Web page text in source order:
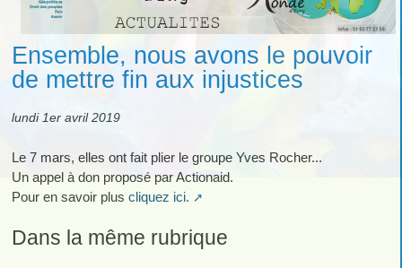
Ensemble, nous avons le pouvoir
de mettre fin aux injustices
lundi 1er avril 2019
Le 7 mars, elles ont fait plier le groupe Yves Rocher...
Un appel à don proposé par Actionaid.
Pour en savoir plus cliquez ici.
Dans la même rubrique